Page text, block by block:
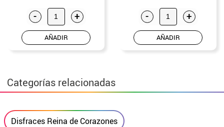
- +
AÑADIR
- +
AÑADIR
Categorías relacionadas
Disfraces Reina de Corazones